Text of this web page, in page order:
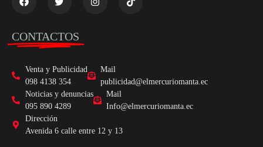
CONTACTOS
Venta y Publicidad
098 4138 354
Mail
publicidad@elmercuriomanta.ec
Noticias y denuncias
095 890 4289
Mail
Info@elmercuriomanta.ec
Dirección
Avenida 6 calle entre 12 y 13